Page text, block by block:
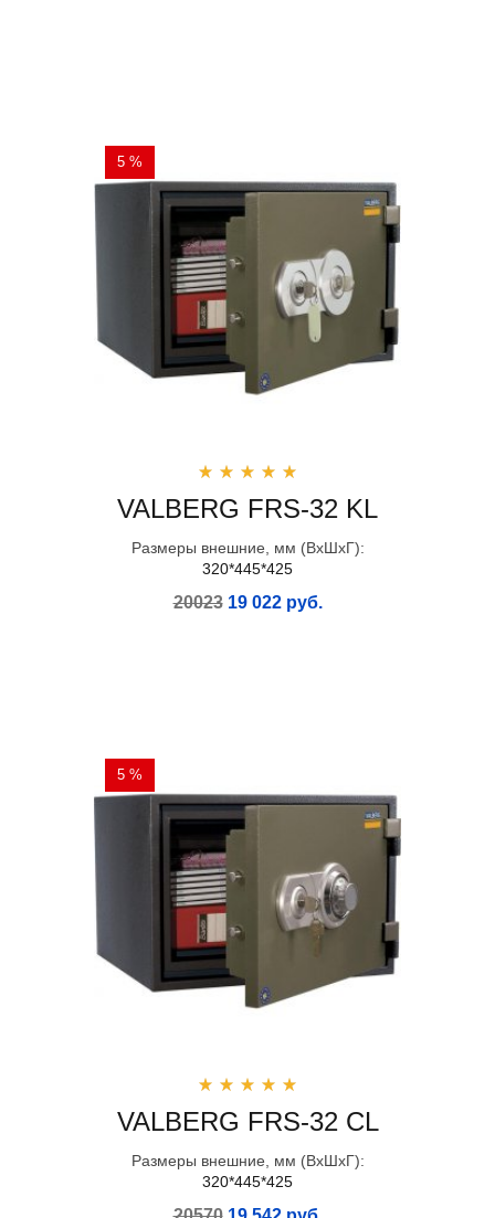
5 %
VALBERG FRS-32 KL
Размеры внешние, мм (ВхШхГ):
320*445*425
20023 19 022 руб.
5 %
VALBERG FRS-32 CL
Размеры внешние, мм (ВхШхГ):
320*445*425